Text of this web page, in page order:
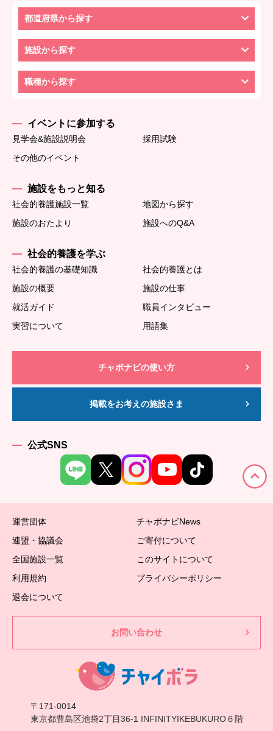
都道府県から探す
施設から探す
職種から探す
イベントに参加する
見学会&施設説明会
採用試験
その他のイベント
施設をもっと知る
社会的養護施設一覧
地図から探す
施設のおたより
施設へのQ&A
社会的養護を学ぶ
社会的養護の基礎知識
社会的養護とは
施設の概要
施設の仕事
就活ガイド
職員インタビュー
実習について
用語集
チャボナビの使い方
掲載をお考えの施設さま
公式SNS
運営団体
チャボナビNews
連盟・協議会
ご寄付について
全国施設一覧
このサイトについて
利用規約
プライバシーポリシー
退会について
お問い合わせ
〒171-0014
東京都豊島区池袋2丁目36-1 INFINITYIKEBUKURO６階